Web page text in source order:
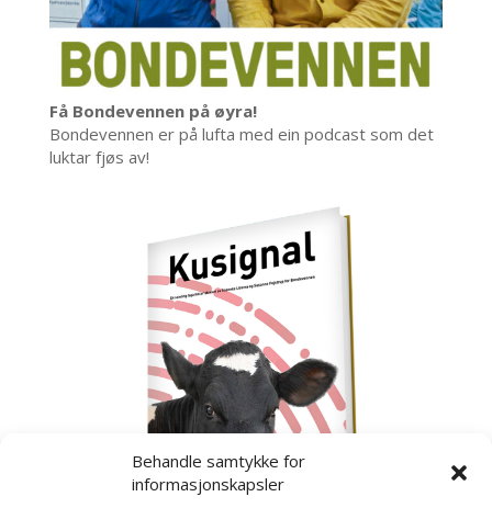
Behandle samtykke for
informasjonskapsler
Få Bondevennen på øyra!
Bondevennen er på lufta med ein podcast som det
luktar fjøs av!